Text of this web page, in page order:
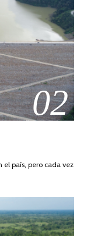
02
el país, pero cada vez